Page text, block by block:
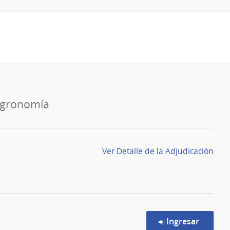
Ver Detalle de la Adjudicación
Ingresar